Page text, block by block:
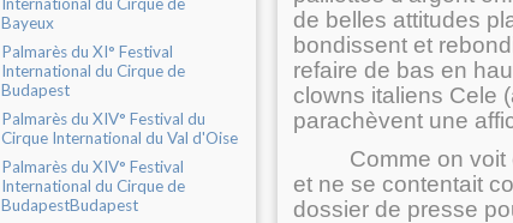
Bayeux
Palmarès du XI° Festival
International du Cirque de
Budapest
Palmarès du XIV° Festival du
Cirque International du Val d'Oise
Palmarès du XIV° Festival
International du Cirque de
BudapestBudapest
de belles attitudes
bondissent et
refaire de bas en
clowns italiens Cele
parachèvent une
Comme on
et ne se contentait
dossier de presse